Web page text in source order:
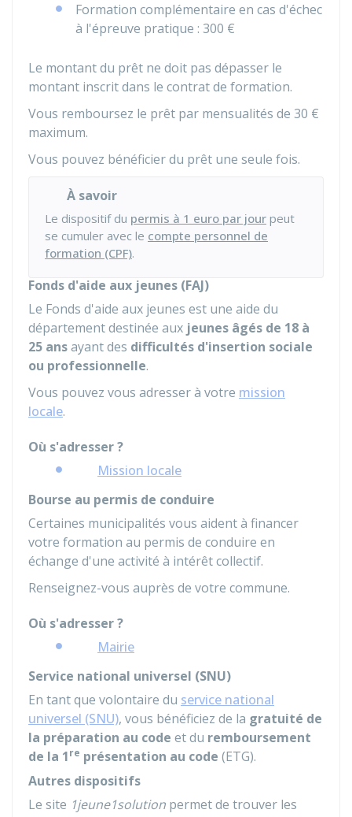
Formation complémentaire en cas d'échec
à l'épreuve pratique : 300 €
Le montant du prêt ne doit pas dépasser le
montant inscrit dans le contrat de formation.
Vous remboursez le prêt par mensualités de 30 €
maximum.
Vous pouvez bénéficier du prêt une seule fois.
À savoir
Le dispositif du permis à 1 euro par jour peut
se cumuler avec le compte personnel de
formation (CPF).
Fonds d'aide aux jeunes (FAJ)
Le Fonds d'aide aux jeunes est une aide du
département destinée aux jeunes âgés de 18 à
25 ansayant des difficultés d'insertion sociale
ou professionnelle.
Vous pouvez vous adresser à votre mission
locale.
Où s'adresser ?
Mission locale
Bourse au permis de conduire
Certaines municipalités vous aident à financer
votre formation au permis de conduire en
échange d'une activité à intérêt collectif.
Renseignez-vous auprès de votre commune.
Où s'adresser ?
Mairie
Service national universel (SNU)
En tant que volontaire du service national
universel (SNU), vous bénéficiez de la gratuité de
la préparation au code et du remboursement
de la 1re présentation au code (ETG).
Autres dispositifs
Le site 1jeune1solution permet de trouver les